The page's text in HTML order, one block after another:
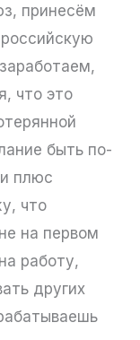
принесём
что это
быть по-
плюс
что
на первом
работу,
других